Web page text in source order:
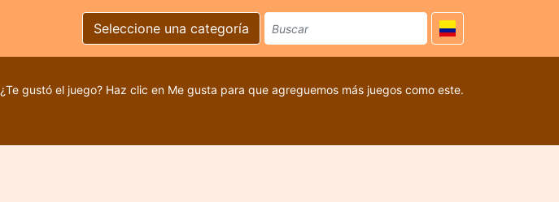
Seleccione una categoría
¿Te gustó el juego? Haz clic en Me gusta para que agreguemos más juegos como este.